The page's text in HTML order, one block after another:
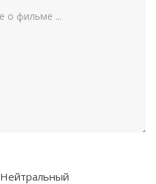
Нейтральный